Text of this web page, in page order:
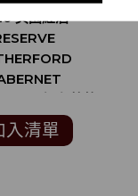
美國紅酒
站 ”酒訊雜誌”
95分)
入清單